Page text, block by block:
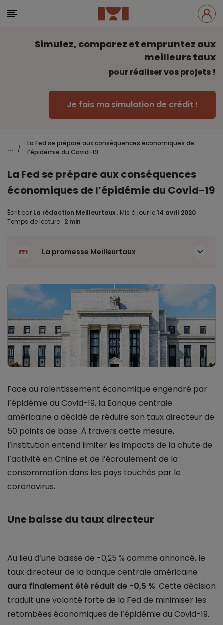
Simulez, comparez et empruntez aux
meilleurs taux
pour réaliser vos projets !
Je fais ma simulation de crédit !
... /
La Fed se prépare aux conséquences économiques de
l’épidémie du Covid-19
La Fed se prépare aux conséquences
économiques de l’épidémie du Covid-19
Écrit par La rédaction Meilleurtaux . Mis à jour le 14 avril 2020 .
Temps de lecture : 2 min
La promesse Meilleurtaux
Face au ralentissement économique engendré par
l’épidémie du Covid-19, la Banque centrale
américaine a décidé de réduire son taux directeur de
50 points de base. À travers cette mesure,
l’institution entend limiter les impacts de la chute de
l’activité en Chine et de l’écroulement de la
consommation dans les pays touchés par le
coronavirus.
Une baisse du taux directeur
Au lieu d’une baisse de -0,25 % comme annoncé, le
taux directeur de la banque centrale américaine
aura finalement été réduit de -0,5 %. Cette décision
traduit une volonté forte de la Fed de minimiser les
retombées économiques de l’épidémie du Covid-19.